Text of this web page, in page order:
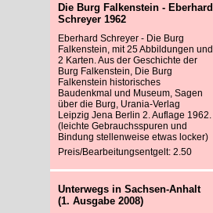
Die Burg Falkenstein - Eberhard
Schreyer 1962
Eberhard Schreyer - Die Burg
Falkenstein, mit 25 Abbildungen und
2 Karten. Aus der Geschichte der
Burg Falkenstein, Die Burg
Falkenstein historisches
Baudenkmal und Museum, Sagen
über die Burg, Urania-Verlag
Leipzig Jena Berlin 2. Auflage 1962.
(leichte Gebrauchsspuren und
Bindung stellenweise etwas locker)
Preis/Bearbeitungsentgelt: 2.50
Unterwegs in Sachsen-Anhalt
(1. Ausgabe 2008)